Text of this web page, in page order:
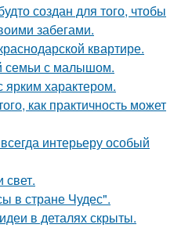
создан для того, чтобы
забегами.
квартире.
семьи с малышом.
характером.
как практичность может
интерьеру особый
свет.
в стране Чудес".
в деталях скрыты.